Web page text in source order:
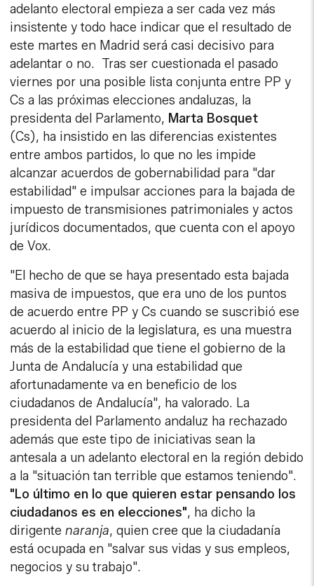
adelanto electoral empieza a ser cada vez más
insistente y todo hace indicar que el resultado de
este martes en Madrid será casi decisivo para
adelantar o no. Tras ser cuestionada el pasado
viernes por una posible lista conjunta entre PP y
Cs a las próximas elecciones andaluzas, la
presidenta del Parlamento, Marta Bosquet
(Cs), ha insistido en las diferencias existentes
entre ambos partidos, lo que no les impide
alcanzar acuerdos de gobernabilidad para "dar
estabilidad" e impulsar acciones para la bajada de
impuesto de transmisiones patrimoniales y actos
jurídicos documentados, que cuenta con el apoyo
de Vox.
"El hecho de que se haya presentado esta bajada
masiva de impuestos, que era uno de los puntos
de acuerdo entre PP y Cs cuando se suscribió ese
acuerdo al inicio de la legislatura, es una muestra
más de la estabilidad que tiene el gobierno de la
Junta de Andalucía y una estabilidad que
afortunadamente va en beneficio de los
ciudadanos de Andalucía", ha valorado. La
presidenta del Parlamento andaluz ha rechazado
además que este tipo de iniciativas sean la
antesala a un adelanto electoral en la región debido
a la "situación tan terrible que estamos teniendo".
"Lo último en lo que quieren estar pensando los
ciudadanos es en elecciones", ha dicho la
dirigentenaranja, quien cree que la ciudadanía
está ocupada en "salvar sus vidas y sus empleos,
negocios y su trabajo".